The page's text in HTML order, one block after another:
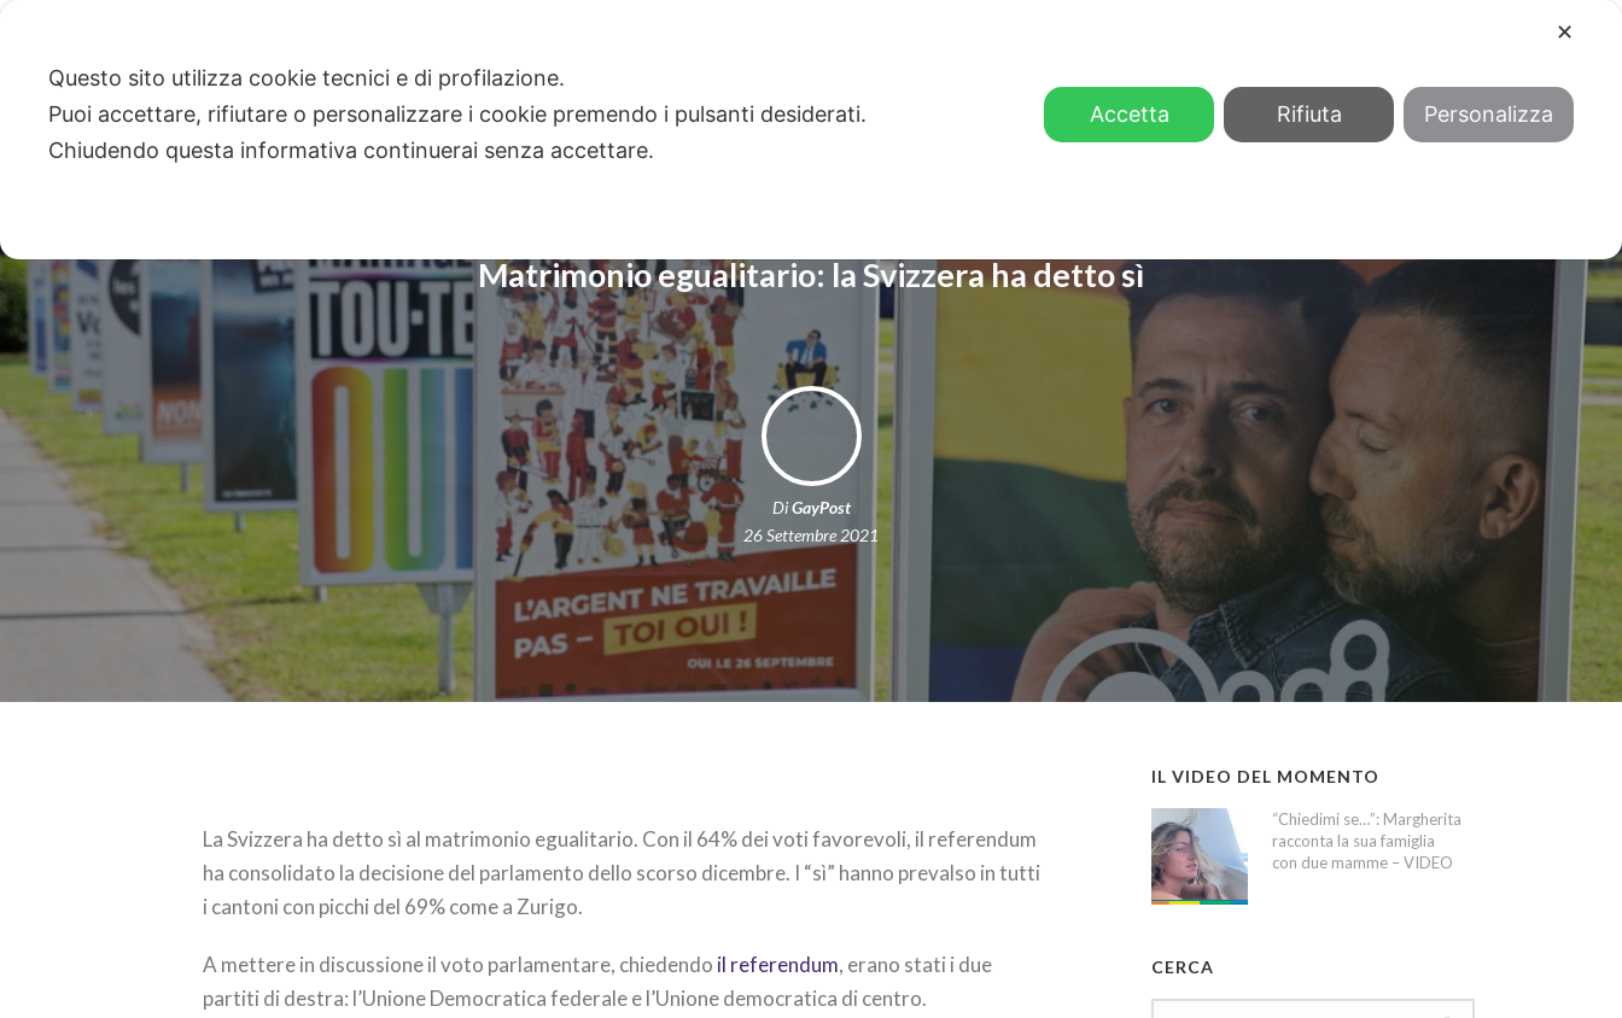
Matrimonio egualitario: la Svizzera ha detto sì
DiGayPost
26 Settembre 2021
La Svizzera ha detto sì al matrimonio egualitario. Con il 64% dei voti favorevoli, il referendum
ha consolidato la decisione del parlamento dello scorso dicembre. I “sì” hanno prevalso in tutti
i cantoni con picchi del 69% come a Zurigo.
A mettere in discussione il voto parlamentare, chiedendo il referendum, erano stati i due
partiti di destra: l’Unione Democratica federale e l’Unione democratica di centro.
IL VIDEO DEL MOMENTO
“Chiedimi se…”: Margherita
racconta la sua famiglia
con due mamme – VIDEO
CERCA
✕
Questo sito utilizza cookie tecnici e di profilazione.
Puoi accettare, rifiutare o personalizzare i cookie premendo i pulsanti desiderati.
Chiudendo questa informativa continuerai senza accettare.
Accetta Rifiuta Personalizza